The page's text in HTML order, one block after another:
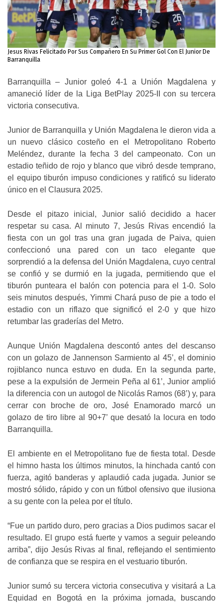
Jesus Rivas Felicitado Por Sus Compañero En Su Primer Gol Con El Junior De
Barranquilla
Barranquilla – Junior goleó 4-1 a Unión Magdalena y
amaneció líder de la Liga BetPlay 2025-II con su tercera
victoria consecutiva.
Junior de Barranquilla y Unión Magdalena le dieron vida a
un nuevo clásico costeño en el Metropolitano Roberto
Meléndez, durante la fecha 3 del campeonato. Con un
estadio teñido de rojo y blanco que vibró desde temprano,
el equipo tiburón impuso condiciones y ratificó su liderato
único en el Clausura 2025.
Desde el pitazo inicial, Junior salió decidido a hacer
respetar su casa. Al minuto 7, Jesús Rivas encendió la
fiesta con un gol tras una gran jugada de Paiva, quien
confeccionó una pared con un taco elegante que
sorprendió a la defensa del Unión Magdalena, cuyo central
se confió y se durmió en la jugada, permitiendo que el
tiburón punteara el balón con potencia para el 1-0. Solo
seis minutos después, Yimmi Chará puso de pie a todo el
estadio con un riflazo que significó el 2-0 y que hizo
retumbar las graderías del Metro.
Aunque Unión Magdalena descontó antes del descanso
con un golazo de Jannenson Sarmiento al 45’, el dominio
rojiblanco nunca estuvo en duda. En la segunda parte,
pese a la expulsión de Jermein Peña al 61’, Junior amplió
la diferencia con un autogol de Nicolás Ramos (68’) y, para
cerrar con broche de oro, José Enamorado marcó un
golazo de tiro libre al 90+7’ que desató la locura en todo
Barranquilla.
El ambiente en el Metropolitano fue de fiesta total. Desde
el himno hasta los últimos minutos, la hinchada cantó con
fuerza, agitó banderas y aplaudió cada jugada. Junior se
mostró sólido, rápido y con un fútbol ofensivo que ilusiona
a su gente con la pelea por el título.
“Fue un partido duro, pero gracias a Dios pudimos sacar el
resultado. El grupo está fuerte y vamos a seguir peleando
arriba”, dijo Jesús Rivas al final, reflejando el sentimiento
de confianza que se respira en el vestuario tiburón.
Junior sumó su tercera victoria consecutiva y visitará a La
Equidad en Bogotá en la próxima jornada, buscando